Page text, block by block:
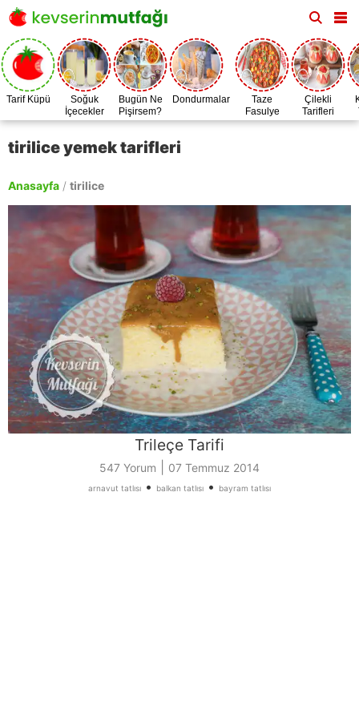
Tarif Küpü
Soğuk
İçecekler
Bugün Ne
Pişirsem?
Dondurmalar
Taze
Fasulye
Zamanı
Çilekli
Tarifleri
tirilice yemek tarifleri
Anasayfa / tirilice
Trileçe Tarifi
547 Yorum 07 Temmuz 2014
arnavut tatlısı • balkan tatlısı • bayram tatlısı